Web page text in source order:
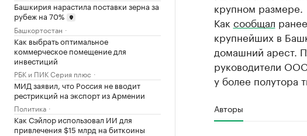
Башкирия нарастила поставки зерна за
рубеж на 70%
Башкортостан
Как выбрать оптимальное
коммерческое помещение для
инвестиций
РБК и ПИК Серия плюс
МИД заявил, что Россия не вводит
рестрикций на экспорт из Армении
Политика
Как Сэйлор использовал ИИ для
привлечения $15 млрд на биткоины
крупном размере.
Как сообщал
крупнейших в
домашний арест.
руководители
у более полутора
Авторы